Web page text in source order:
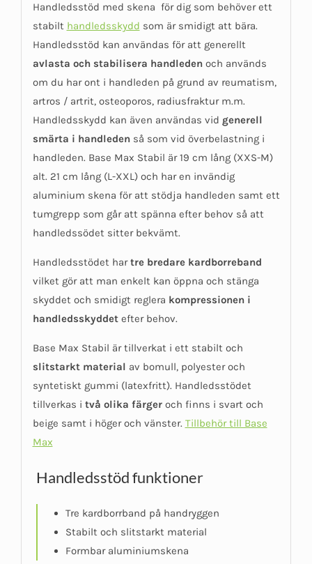
Handledsstöd med skena för dig som behöver ett
stabilt handledsskydd som är smidigt att bära.
Handledsstöd kan användas för att generellt
avlasta och stabilisera handledenoch används
om du har ont i handleden på grund av reumatism,
artros / artrit, osteoporos, radiusfraktur m.m.
Handledsskydd kan även användas vid generell
smärta i handledenså som vid överbelastning i
handleden. Base Max Stabil är 19 cm lång (XXS-M)
alt. 21 cm lång (L-XXL) och har en invändig
aluminium skena för att stödja handleden samt ett
tumgrepp som går att spänna efter behov så att
handledssödet sitter bekvämt.
Handledsstödet hartre bredare kardborreband
vilket gör att man enkelt kan öppna och stänga
skyddet och smidigt reglera kompressionen i
handledsskyddetefter behov.
Base Max Stabil är tillverkat i ett stabilt och
slitstarkt material av bomull, polyester och
syntetiskt gummi (latexfritt). Handledsstödet
tillverkas i två olika färgeroch finns i svart och
beige samt i höger och vänster. Tillbehör till Base
Max
Handledsstöd funktioner
Tre kardborrband på handryggen
Stabilt och slitstarkt material
Formbar aluminiumskena